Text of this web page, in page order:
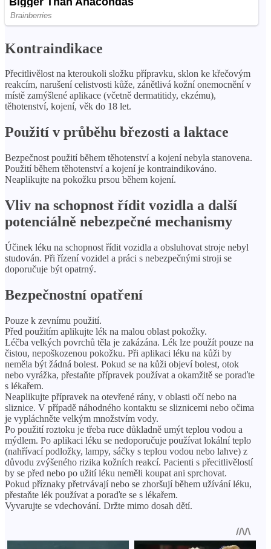
Kontraindikace
Přecitlivělost na kteroukoli složku přípravku, sklon ke křečovým
reakcím, narušení celistvosti kůže, zánětlivá kožní onemocnění v
místě zamýšlené aplikace (včetně dermatitidy, ekzému),
těhotenství, kojení, věk do 18 let.
Použití v průběhu březosti a laktace
Bezpečnost použití během těhotenství a kojení nebyla stanovena.
Použití během těhotenství a kojení je kontraindikováno.
Neaplikujte na pokožku prsou během kojení.
Vliv na schopnost řídit vozidla a další
potenciálně nebezpečné mechanismy
Účinek léku na schopnost řídit vozidla a obsluhovat stroje nebyl
studován. Při řízení vozidel a práci s nebezpečnými stroji se
doporučuje být opatrný.
Bezpečnostní opatření
Pouze k zevnímu použití.
Před použitím aplikujte lék na malou oblast pokožky.
Léčba velkých povrchů těla je zakázána. Lék lze použít pouze na
čistou, nepoškozenou pokožku. Při aplikaci léku na kůži by
neměla být žádná bolest. Pokud se na kůži objeví bolest, otok
nebo vyrážka, přestaňte přípravek používat a okamžitě se poraďte
s lékařem.
Neaplikujte přípravek na otevřené rány, v oblasti očí nebo na
sliznice. V případě náhodného kontaktu se sliznicemi nebo očima
je vypláchněte velkým množstvím vody.
Po použití roztoku je třeba ruce důkladně umýt teplou vodou a
mýdlem. Po aplikaci léku se nedoporučuje používat lokální teplo
(nahřívací podložky, lampy, sáčky s teplou vodou nebo lahve) z
důvodu zvýšeného rizika kožních reakcí. Pacienti s přecitlivělostí
by se před nebo po užití léku neměli koupat ani sprchovat.
Pokud příznaky přetrvávají nebo se zhoršují během užívání léku,
přestaňte lék používat a poraďte se s lékařem.
Vyvarujte se vdechování. Držte mimo dosah dětí.